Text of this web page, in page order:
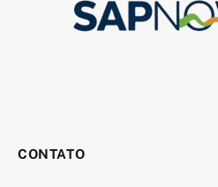
CONTATO